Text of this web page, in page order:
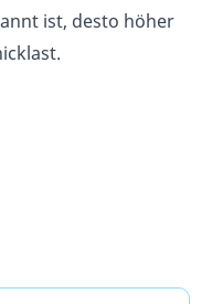
ist, desto höher